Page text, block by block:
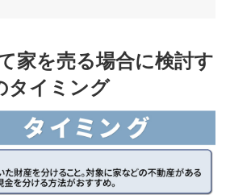
家を売る場合に検討す
タイミング